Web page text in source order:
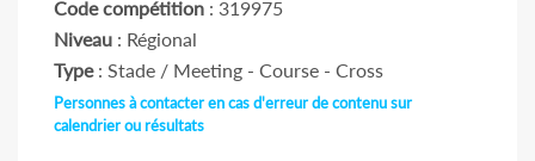
Code compétition : 319975
Niveau : Régional
Type: Stade / Meeting - Course - Cross
Personnes à contacter en cas d'erreur de contenu sur
calendrier ou résultats